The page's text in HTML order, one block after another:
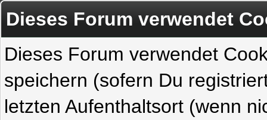
Dieses Forum verwendet
Dieses Forum verwendet
speichern (sofern Du
letzten Aufenthaltsort (wenn